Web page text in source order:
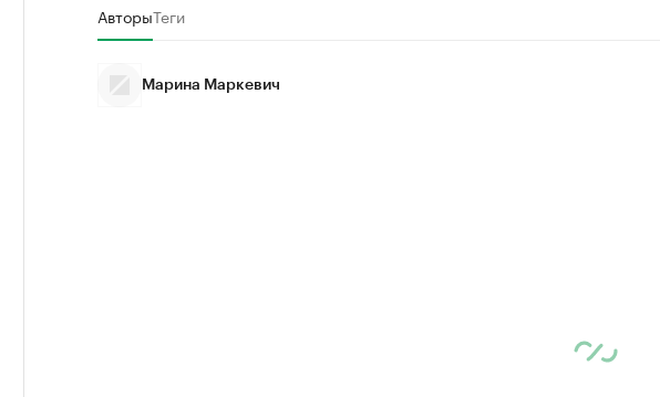
АвторыТеги
Марина Маркевич